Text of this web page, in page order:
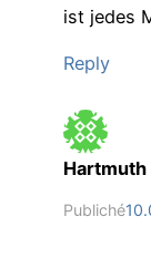
ist jedes
Reply
Publiché